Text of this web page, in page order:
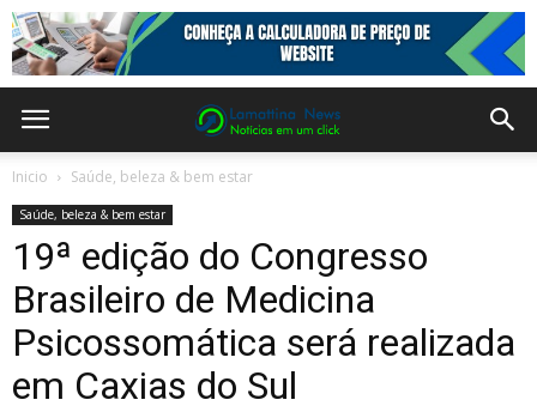
Inicio Saúde, beleza & bem estar
Saúde, beleza & bem estar
19ª edição do Congresso
Brasileiro de Medicina
Psicossomática será realizada
em Caxias do Sul